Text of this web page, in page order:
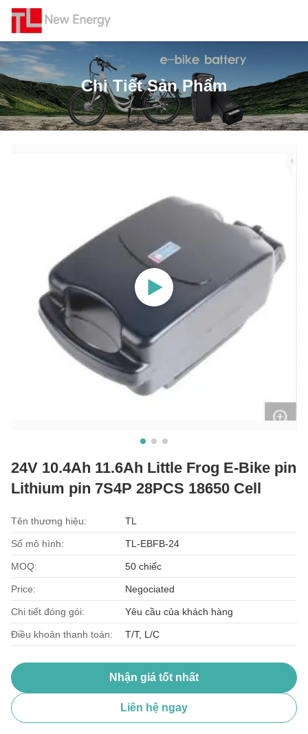
Chi Tiết Sản Phẩm
24V 10.4Ah 11.6Ah Little Frog E-Bike pin
Lithium pin 7S4P 28PCS 18650 Cell
Tên thương hiệu: TL
Số mô hình: TL-EBFB-24
MOQ: 50 chiếc
Price: Negociated
Chi tiết đóng gói: Yêu cầu của khách hàng
Điều khoản thanh toán: T/T, L/C
Nhận giá tốt nhất
Liên hệ ngay